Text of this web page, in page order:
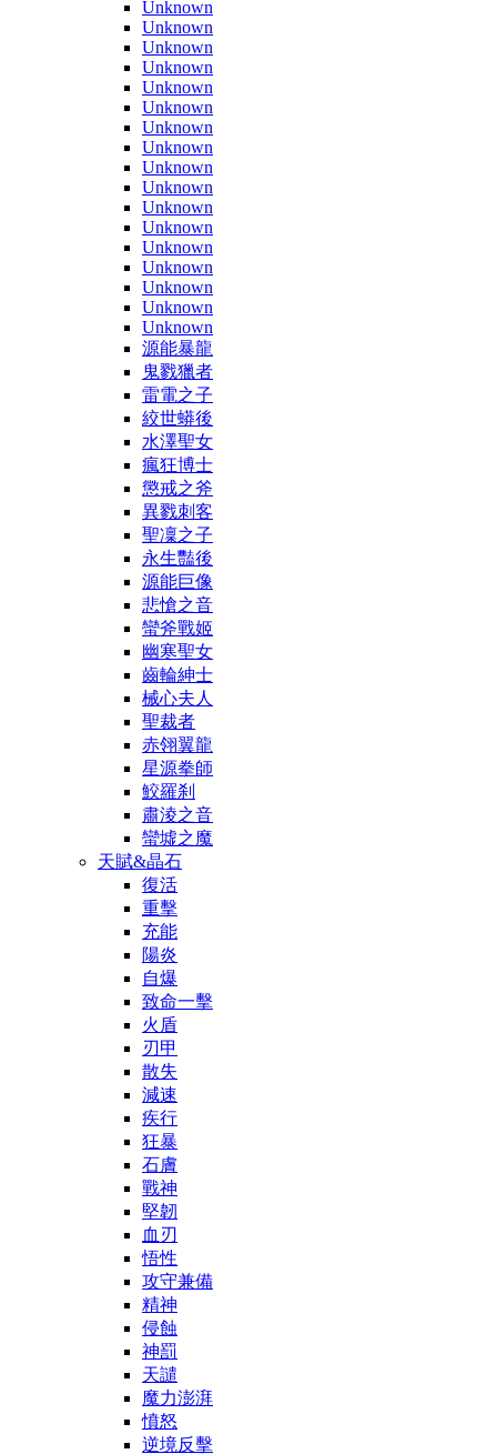
Unknown
Unknown
Unknown
Unknown
Unknown
Unknown
Unknown
Unknown
Unknown
Unknown
Unknown
Unknown
Unknown
Unknown
Unknown
Unknown
Unknown
源能暴龍
鬼戮獵者
雷電之子
絞世蟒後
水澤聖女
瘋狂博士
懲戒之斧
異戮刺客
聖凜之子
永生豔後
源能巨像
悲愴之音
蠻斧戰姬
幽寒聖女
齒輪紳士
械心夫人
聖裁者
赤翎翼龍
星源拳師
鮫羅刹
肅淩之音
蠻墟之魔
天賦&晶石
復活
重擊
充能
陽炎
自爆
致命一擊
火盾
刃甲
散失
減速
疾行
狂暴
石膚
戰神
堅韌
血刃
悟性
攻守兼備
精神
侵蝕
神罰
天譴
魔力澎湃
憤怒
逆境反擊